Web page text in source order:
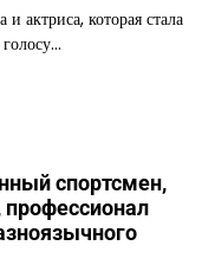
актриса, которая стала
спортсмен,